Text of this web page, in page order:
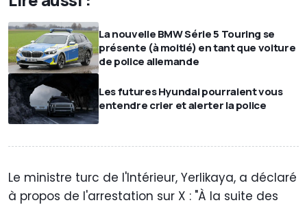
La nouvelle BMW Série 5 Touring se
présente (à moitié) en tant que voiture
de police allemande
Les futures Hyundai pourraient vous
entendre crier et alerter la police
Le ministre turc de l'Intérieur, Yerlikaya, a déclaré
à propos de l'arrestation sur X : "À la suite des